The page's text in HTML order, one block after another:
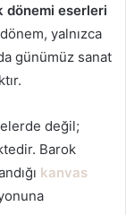
dönemi eserleri
yalnızca
günümüz sanat
değil;
Barok
kanvas